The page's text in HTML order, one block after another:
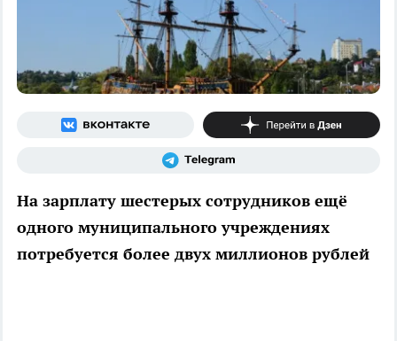
На зарплату шестерых сотрудников ещё
одного муниципального учреждениях
потребуется более двух миллионов рублей